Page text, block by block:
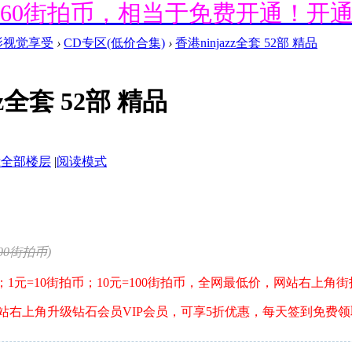
街拍币，相当于免费开通！开
街拍币，相当于免费开通！开
街拍币，相当于免费开通！开
街拍币，相当于免费开通！开
街拍币，相当于免费开通！开
觉享受 › CD专区(低价合集) › 香港ninjazz全套 52部 精品
套 52部 精品
部楼层 |阅读模式
街拍币)
1元=10街拍币；10元=100街拍币，全网最低价，网站右上角
右上角升级钻石会员VIP会员，可享5折优惠，每天签到免费